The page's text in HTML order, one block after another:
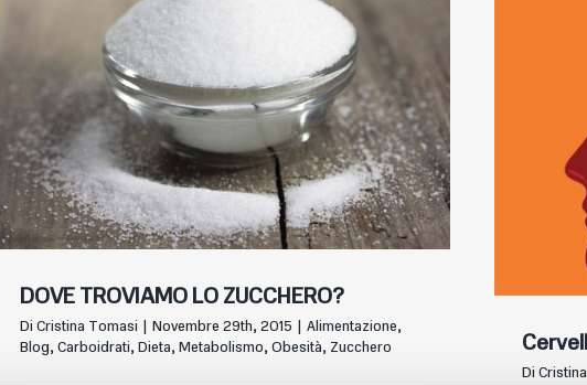
DOVE TROVIAMO LO ZUCCHERO?
Di Cristina Tomasi | Novembre 29th, 2015 | Alimentazione,
Blog, Carboidrati, Dieta, Metabolismo, Obesità, Zucchero
Di